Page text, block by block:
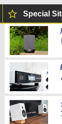
Special